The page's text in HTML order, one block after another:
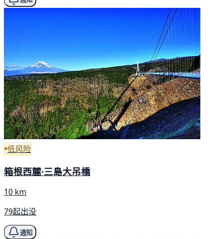
低风险
箱根西麓·三島大吊橋
10 km
79起出没
通知